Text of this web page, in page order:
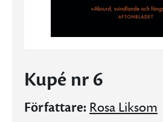
Kupé nr 6
Författare: Rosa Liksom